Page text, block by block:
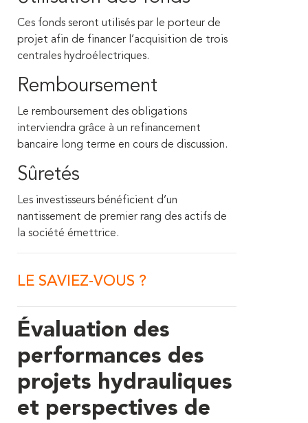
Ces fonds seront utilisés par le porteur de
projet afin de financer l’acquisition de trois
centrales hydroélectriques.
Remboursement
Le remboursement des obligations
interviendra grâce à un refinancement
bancaire long terme en cours de discussion.
Sûretés
Les investisseurs bénéficient d’un
nantissement de premier rang des actifs de
la société émettrice.
LE SAVIEZ-VOUS ?
Évaluation des
performances des
projets hydrauliques
et perspectives de